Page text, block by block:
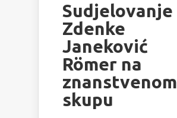
Sudjelovanje
Zdenke
Janeković
Römer na
znanstvenom
skupu